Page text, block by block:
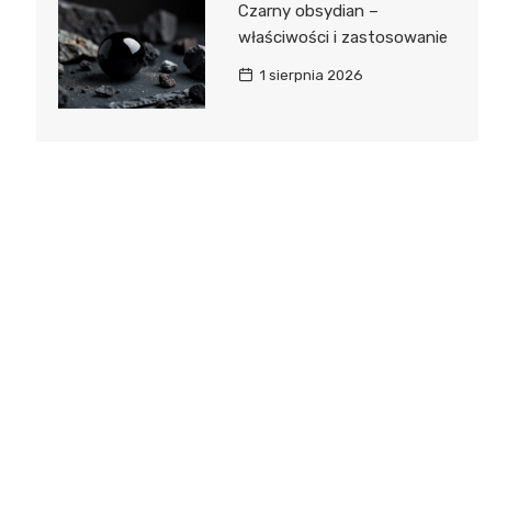
Czarny obsydian –
właściwości i zastosowanie
1 sierpnia 2026